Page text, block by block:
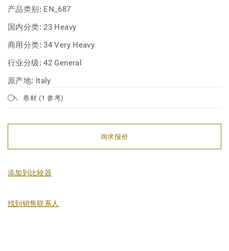
产品类别: EN_687
国内分类:23 Heavy
商用分类:34 Very Heavy
行业分级:42 General
原产地: Italy
卷材 (1 参考)
询求报价
添加到比较器
找到销售联系人